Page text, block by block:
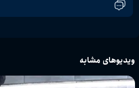
ویدیوهای مشابه